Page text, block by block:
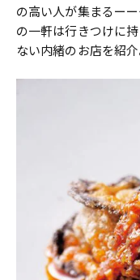
の高い人が集まるー
の一軒は行きつけに
ない内緒のお店を紹介